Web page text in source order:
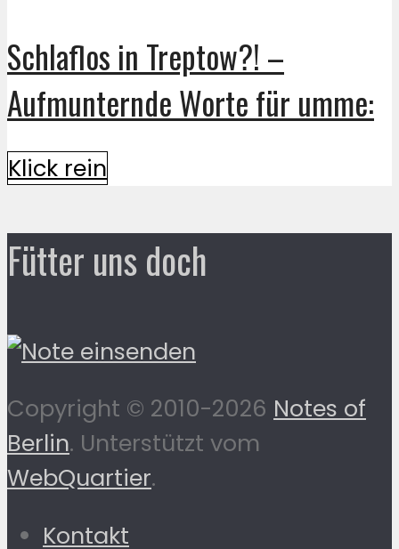
Schlaflos in Treptow?! –
Aufmunternde Worte für umme:
Klick rein
Fütter uns doch
Copyright © 2010-2026 Notes of
Berlin. Unterstützt vom
WebQuartier.
Kontakt